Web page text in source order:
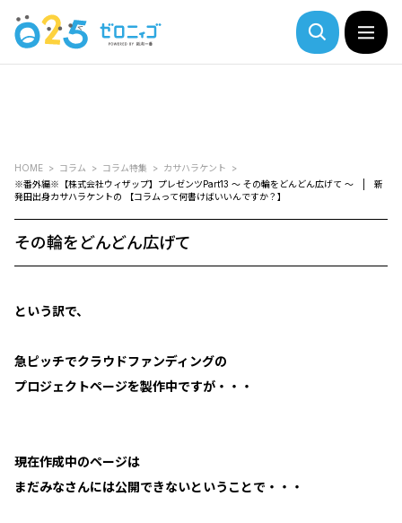
HOME コラム コラム特集
カサハラケント
※番外編※【株式会社ウィザップ】プレゼンツPart13 ～ その輪をどんどん広げて ～ | 新
発田出身カサハラケントの 【コラムって何書けばいいんですか？】
その輪をどんどん広げて
という訳で、
急ピッチでクラウドファンディングの
プロジェクトページを製作中ですが・・・
現在作成中のページは
まだみなさんには公開できないということで・・・